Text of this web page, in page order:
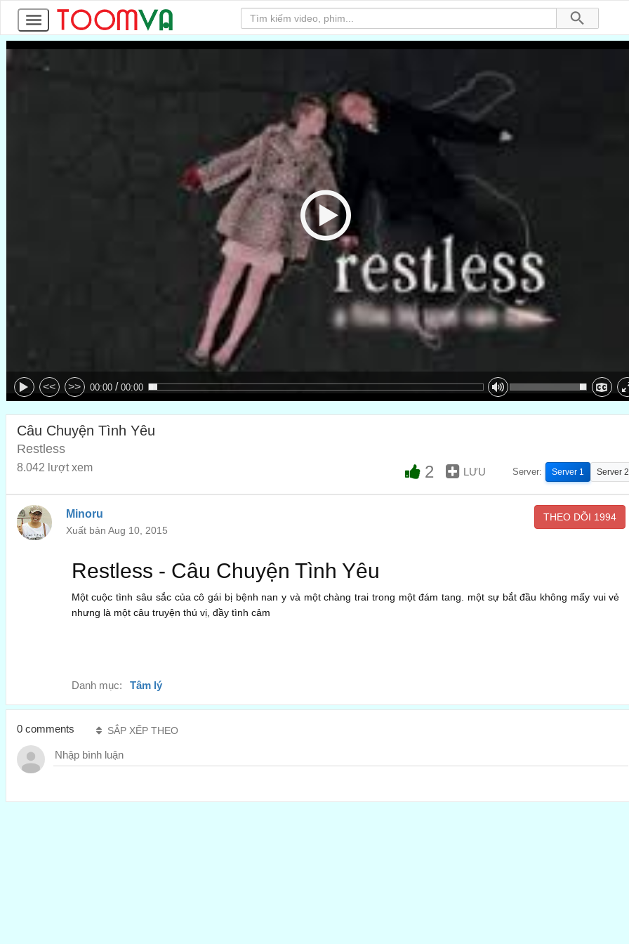
<< >> 00:00 / 00:00
Câu Chuyện Tình Yêu
Restless
8.042 lượt xem 2 LƯU Server: Server 1 Server 2
Minoru
Xuất bản Aug 10, 2015
THEO DÕI 1994
Restless - Câu Chuyện Tình Yêu
Một cuộc tình sâu sắc của cô gái bị bệnh nan y và một chàng trai trong một đám tang. một sự bắt đầu không mấy vui vẻ
nhưng là một câu truyện thú vị, đầy tình cảm
Danh mục: Tâm lý
0 comments SẮP XẾP THEO